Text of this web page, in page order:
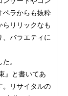
ペラからも抜粋
らリリックなも
、バラエティに
。
』と書いてあ
。リサイタルの